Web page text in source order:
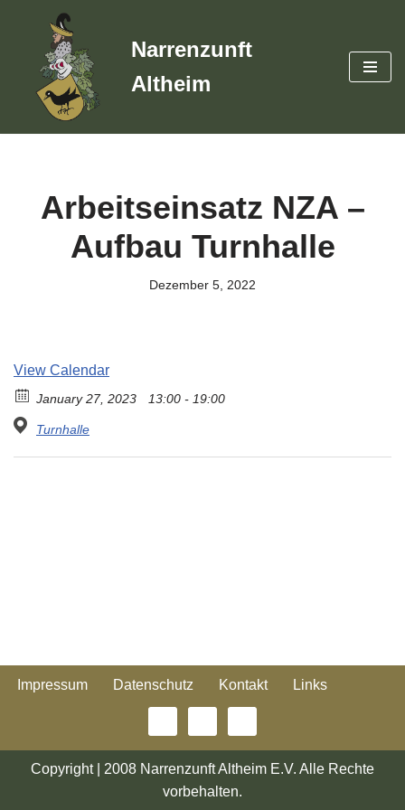
Inhalt
springen
Narrenzunft
Altheim
Arbeitseinsatz NZA –
Aufbau Turnhalle
Dezember 5, 2022
View Calendar
January 27, 2023 13:00 - 19:00
Turnhalle
Impressum Datenschutz Kontakt Links
Copyright | 2008 Narrenzunft Altheim E.V. Alle Rechte
vorbehalten.